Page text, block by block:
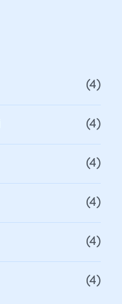
(4)
(4)
(4)
(4)
(4)
(4)